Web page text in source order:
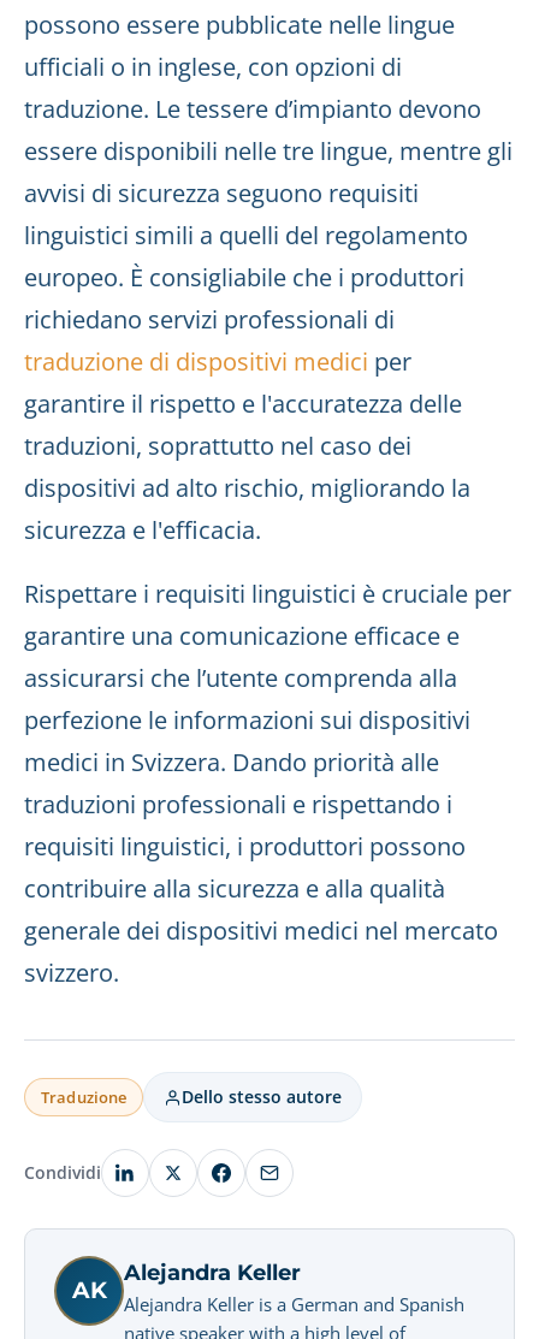
possono essere pubblicate nelle lingue
ufficiali o in inglese, con opzioni di
traduzione. Le tessere d’impianto devono
essere disponibili nelle tre lingue, mentre gli
avvisi di sicurezza seguono requisiti
linguistici simili a quelli del regolamento
europeo. È consigliabile che i produttori
richiedano servizi professionali di
traduzione di dispositivi medici per
garantire il rispetto e l'accuratezza delle
traduzioni, soprattutto nel caso dei
dispositivi ad alto rischio, migliorando la
sicurezza e l'efficacia.
Rispettare i requisiti linguistici è cruciale per
garantire una comunicazione efficace e
assicurarsi che l’utente comprenda alla
perfezione le informazioni sui dispositivi
medici in Svizzera. Dando priorità alle
traduzioni professionali e rispettando i
requisiti linguistici, i produttori possono
contribuire alla sicurezza e alla qualità
generale dei dispositivi medici nel mercato
svizzero.
Traduzione Dello stesso autore
Condividi
AK
Alejandra Keller
Alejandra Keller is a German and Spanish
native speaker with a high level of